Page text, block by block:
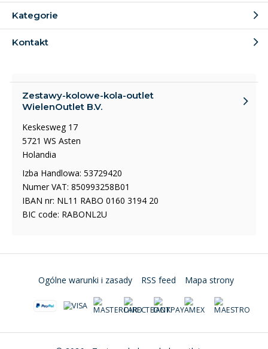
Kategorie
Kontakt
Zestawy-kolowe-kola-outlet
WielenOutlet B.V.
Keskesweg 17
5721 WS Asten
Holandia
Izba Handlowa: 53729420
Numer VAT: 850993258B01
IBAN nr: NL11 RABO 0160 3194 20
BIC code: RABONL2U
Ogólne warunki i zasady RSS feed Mapa strony